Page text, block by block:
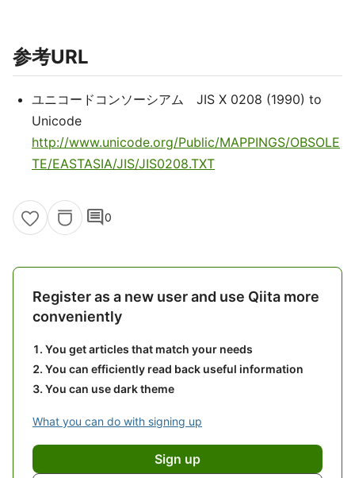
参考URL
ユニコードコンソーシアム JIS X 0208 (1990) to
Unicode
http://www.unicode.org/Public/MAPPINGS/OBSOLE
TE/EASTASIA/JIS/JIS0208.TXT
comment0
Register as a new user and use Qiita more
conveniently
You get articles that match your needs
You can efficiently read back useful information
You can use dark theme
What you can do with signing up
Sign up